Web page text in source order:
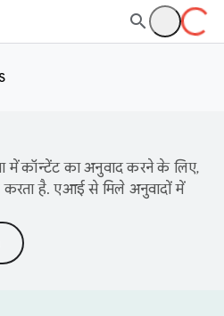
में कॉन्टेंट का अनुवाद करने के लिए,
है. एआई से मिले अनुवादों में